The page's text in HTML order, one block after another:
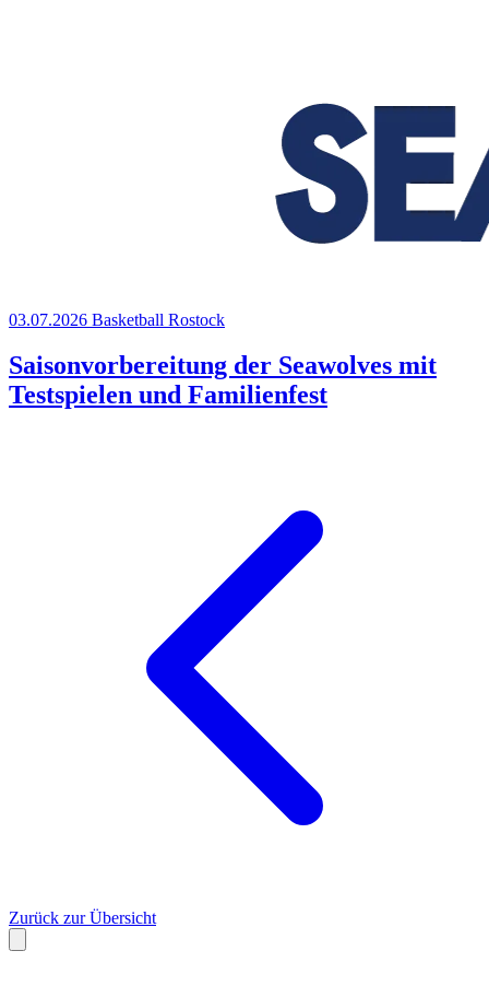
03.07.2026 Basketball Rostock
Saisonvorbereitung der Seawolves mit
Testspielen und Familienfest
Zurück zur Übersicht